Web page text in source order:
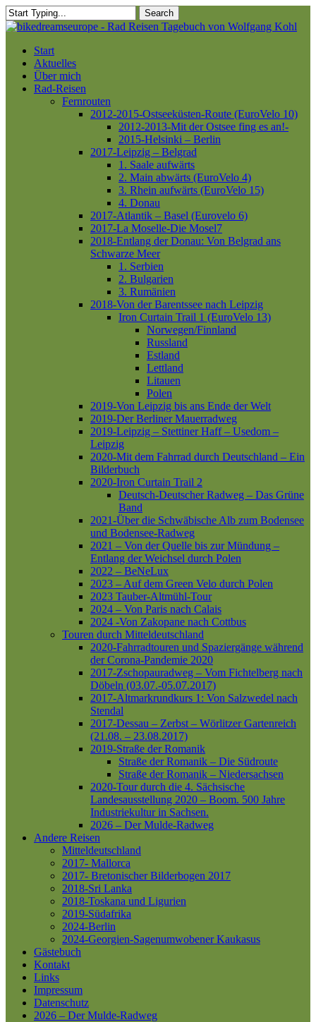
Skip
to
content
Search
Close
Menu
Start
Aktuelles
Über mich
Rad-Reisen
Fernrouten
2012-2015-Ostseeküsten-Route (EuroVelo 10)
2012-2013-Mit der Ostsee fing es an!-
2015-Helsinki – Berlin
2017-Leipzig – Belgrad
1. Saale aufwärts
2. Main abwärts (EuroVelo 4)
3. Rhein aufwärts (EuroVelo 15)
4. Donau
2017-Atlantik – Basel (Eurovelo 6)
2017-La Moselle-Die Mosel7
2018-Entlang der Donau: Von Belgrad ans
Schwarze Meer
1. Serbien
2. Bulgarien
3. Rumänien
2018-Von der Barentssee nach Leipzig
Iron Curtain Trail 1 (EuroVelo 13)
Norwegen/Finnland
Russland
Estland
Lettland
Litauen
Polen
2019-Von Leipzig bis ans Ende der Welt
2019-Der Berliner Mauerradweg
2019-Leipzig – Stettiner Haff – Usedom –
Leipzig
2020-Mit dem Fahrrad durch Deutschland – Ein
Bilderbuch
2020-Iron Curtain Trail 2
Deutsch-Deutscher Radweg – Das Grüne
Band
2021-Über die Schwäbische Alb zum Bodensee
und Bodensee-Radweg
2021 – Von der Quelle bis zur Mündung –
Entlang der Weichsel durch Polen
2022 – BeNeLux
2023 – Auf dem Green Velo durch Polen
2023 Tauber-Altmühl-Tour
2024 – Von Paris nach Calais
2024 -Von Zakopane nach Cottbus
Touren durch Mitteldeutschland
2020-Fahrradtouren und Spaziergänge während
der Corona-Pandemie 2020
2017-Zschopauradweg – Vom Fichtelberg nach
Döbeln (03.07.-05.07.2017)
2017-Altmarkrundkurs 1: Von Salzwedel nach
Stendal
2017-Dessau – Zerbst – Wörlitzer Gartenreich
(21.08. – 23.08.2017)
2019-Straße der Romanik
Straße der Romanik – Die Südroute
Straße der Romanik – Niedersachsen
2020-Tour durch die 4. Sächsische
Landesausstellung 2020 – Boom. 500 Jahre
Industriekultur in Sachsen.
2026 – Der Mulde-Radweg
Andere Reisen
Mitteldeutschland
2017- Mallorca
2017- Bretonischer Bilderbogen 2017
2018-Sri Lanka
2018-Toskana und Ligurien
2019-Südafrika
2024-Berlin
2024-Georgien-Sagenumwobener Kaukasus
Gästebuch
Kontakt
Links
Impressum
Datenschutz
2026 – Der Mulde-Radweg